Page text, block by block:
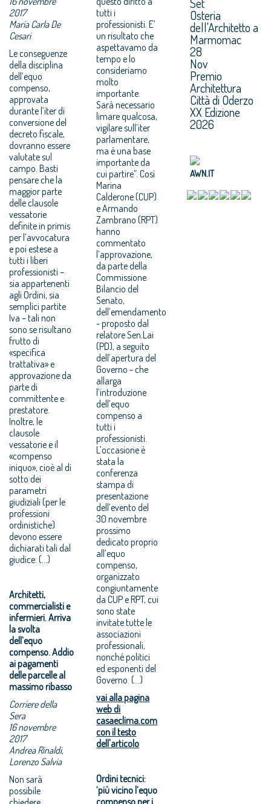
2017
Maria Carla De
Cesari
Le conseguenze
della disciplina
dell’equo
compenso,
approvata
durante l’iter di
conversione del
decreto fiscale,
dovranno essere
valutate sul
campo. Basti
pensare che la
maggior parte
delle clausole
vessatorie
definite in primis
per l’avvocatura
e poi estese a
tutti i liberi
professionisti –
sia appartenenti
agli Ordini, sia
semplici partite
Iva – tali non
sono se risultano
frutto di
«specifica
trattativa» e
approvazione da
parte di
committente e
prestatore.
Inoltre, le
clausole
vessatorie e il
«compenso
iniquo», cioè al di
sotto dei
parametri
giudiziali (per le
professioni
ordinistiche)
devono essere
dichiarati tali dal
giudice. (…)
Architetti,
commercialisti e
infermieri. Arriva
la svolta
dell’equo
compenso. Addio
ai pagamenti
delle parcelle al
massimo ribasso
Corriere della
Sera
16 novembre
2017
Andrea Rinaldi,
Lorenzo Salvia
Non sarà
possibile
tutti i
professionisti. E’
un risultato che
aspettavamo da
tempo e lo
consideriamo
molto
importante.
Sarà necessario
limare qualcosa,
vigilare sull’iter
parlamentare,
ma è una base
importante da
cui partire”. Così
Marina
Calderone (CUP)
e Armando
Zambrano (RPT)
hanno
commentato
l’approvazione,
da parte della
Commissione
Bilancio del
Senato,
dell’emendamento
- proposto dal
relatore Sen.Lai
(PD), a seguito
dell’apertura del
Governo - che
allarga
l’introduzione
dell’equo
compenso a
tutti i
professionisti.
L’occasione è
stata la
conferenza
stampa di
presentazione
dell’evento del
30 novembre
prossimo
dedicato proprio
all’equo
compenso,
organizzato
congiuntamente
da CUP e RPT, cui
sono state
invitate tutte le
associazioni
professionali,
nonché politici
ed esponenti del
Governo. (...)
vai alla pagina
web di
casaeclima.com
con il testo
dell'articolo
Ordini tecnici:
‘più vicino l’equo
compenso per i
Osteria
dell'Architetto a
Marmomac
28
Nov
Premio
Architettura
Città di Oderzo
XX Edizione
2026
AWN.IT